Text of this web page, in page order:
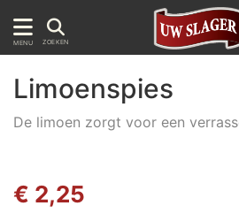
MENU ZOEKEN
Limoenspies
De limoen zorgt voor een
€ 2,25